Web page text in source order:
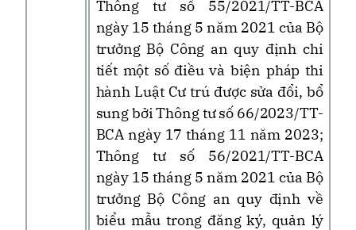
Thông tư số 55/2021/TT-BCA
ngày 15 tháng 5 năm 2021 của Bộ
trưởng Bộ Công an quy định chi
tiết một số điều và biện pháp thi
hành Luật Cư trú được sửa đổi, bổ
sung bởi Thông tư số 66/2023/TT-
BCA ngày 17 tháng 11 năm 2023;
Thông tư số 56/2021/TT-BCA
ngày 15 tháng 5 năm 2021 của Bộ
trưởng Bộ Công an quy định về
biểu mẫu trong đăng ký, quản lý